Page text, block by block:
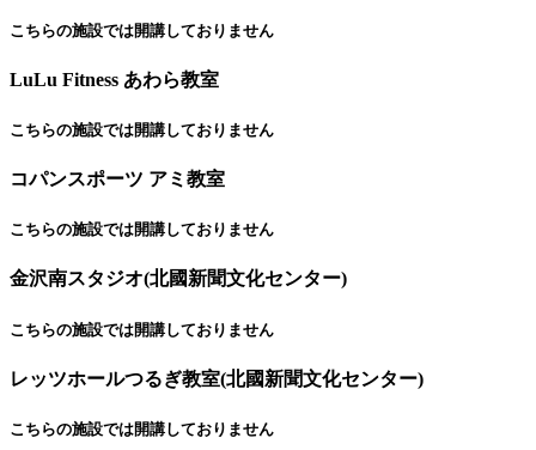
こちらの施設では開講しておりません
LuLu Fitness あわら教室
こちらの施設では開講しておりません
コパンスポーツ アミ教室
こちらの施設では開講しておりません
金沢南スタジオ(北國新聞文化センター)
こちらの施設では開講しておりません
レッツホールつるぎ教室(北國新聞文化センター)
こちらの施設では開講しておりません